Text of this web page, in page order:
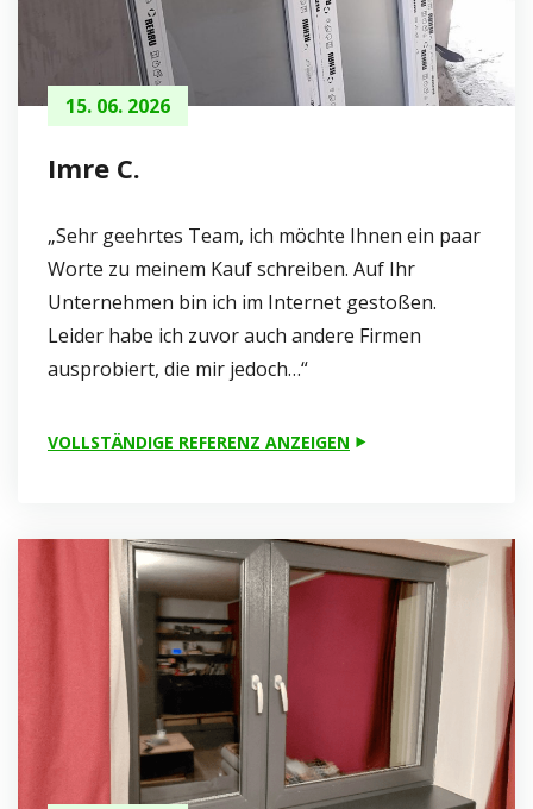
15. 06. 2026
Imre C.
„Sehr geehrtes Team, ich möchte Ihnen ein paar
Worte zu meinem Kauf schreiben. Auf Ihr
Unternehmen bin ich im Internet gestoßen.
Leider habe ich zuvor auch andere Firmen
ausprobiert, die mir jedoch…“
VOLLSTÄNDIGE REFERENZ ANZEIGEN